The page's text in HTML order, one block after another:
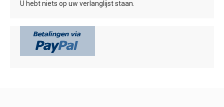
U hebt niets op uw verlanglijst staan.